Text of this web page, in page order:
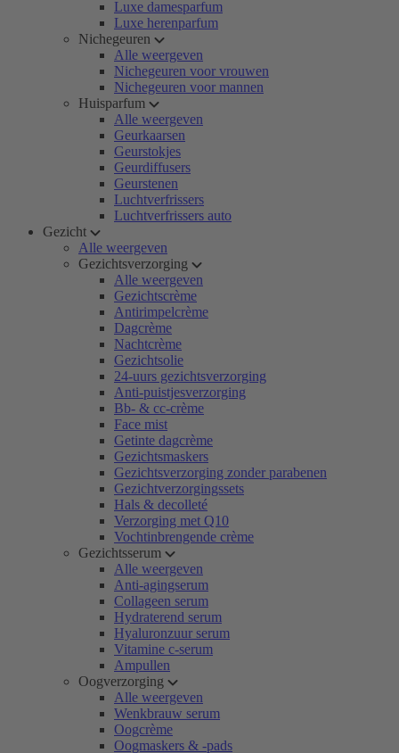
Luxe damesparfum
Luxe herenparfum
Nichegeuren
Alle weergeven
Nichegeuren voor vrouwen
Nichegeuren voor mannen
Huisparfum
Alle weergeven
Geurkaarsen
Geurstokjes
Geurdiffusers
Geurstenen
Luchtverfrissers
Luchtverfrissers auto
Gezicht
Alle weergeven
Gezichtsverzorging
Alle weergeven
Gezichtscrème
Antirimpelcrème
Dagcrème
Nachtcrème
Gezichtsolie
24-uurs gezichtsverzorging
Anti-puistjesverzorging
Bb- & cc-crème
Face mist
Getinte dagcrème
Gezichtsmaskers
Gezichtsverzorging zonder parabenen
Gezichtverzorgingssets
Hals & decolleté
Verzorging met Q10
Vochtinbrengende crème
Gezichtsserum
Alle weergeven
Anti-agingserum
Collageen serum
Hydraterend serum
Hyaluronzuur serum
Vitamine c-serum
Ampullen
Oogverzorging
Alle weergeven
Wenkbrauw serum
Oogcrème
Oogmaskers & -pads